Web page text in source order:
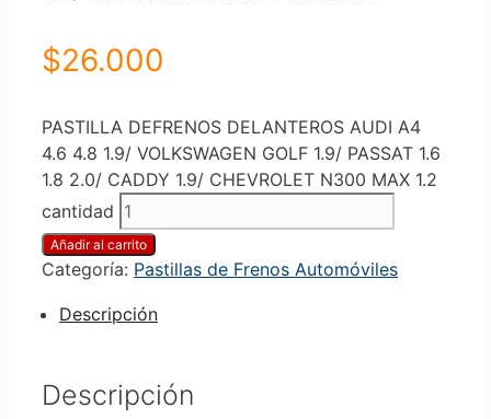
$26.000
PASTILLA DEFRENOS DELANTEROS AUDI A4
4.6 4.8 1.9/ VOLKSWAGEN GOLF 1.9/ PASSAT 1.6
1.8 2.0/ CADDY 1.9/ CHEVROLET N300 MAX 1.2
cantidad
Añadir al carrito
Categoría: Pastillas de Frenos Automóviles
Descripción
Descripción